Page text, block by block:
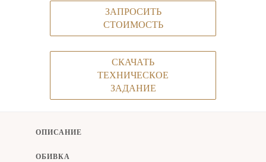
ЗАПРОСИТЬ
СТОИМОСТЬ
СКАЧАТЬ
ТЕХНИЧЕСКОЕ
ЗАДАНИЕ
ОПИСАНИЕ
ОБИВКА